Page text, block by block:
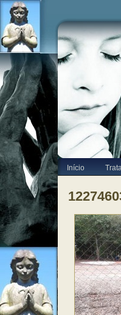
Início